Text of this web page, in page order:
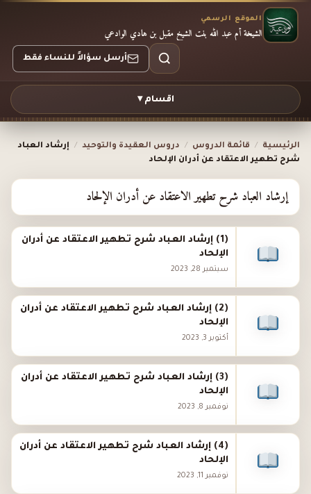
الموقع الرسمي
الشيخة أم عبد الله بنت الشيخ مقبل بن هادي الوادعي
أرسل سؤالاً للنساء فقط
اقسام ▾
الرئيسية / قائمة الدروس / دروس العقيدة والتوحيد /
إرشاد العباد
شرح تطهير الاعتقاد عن أدران الإلحاد
إرشاد العباد شرح تطهير الاعتقاد عن أدران الإلحاد
(1) إرشاد العباد شرح تطهير الاعتقاد عن أدران
الإلحاد
سبتمبر 28, 2023
(2) إرشاد العباد شرح تطهير الاعتقاد عن أدران
الإلحاد
أكتوبر 3, 2023
(3) إرشاد العباد شرح تطهير الاعتقاد عن أدران
الإلحاد
نوفمبر 8, 2023
(4) إرشاد العباد شرح تطهير الاعتقاد عن أدران
الإلحاد
نوفمبر 11, 2023